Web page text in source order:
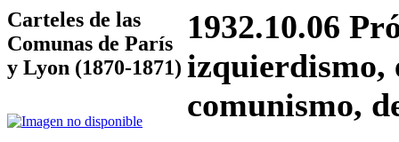
Carteles de las
Comunas de París
y Lyon (1870-1871)
1932.10.06
izquierdismo,
comunismo,